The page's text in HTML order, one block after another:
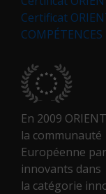
Certificat
COMPÉTENCES
En 2009
la communauté
Européenne
innovants dans
la catégorie